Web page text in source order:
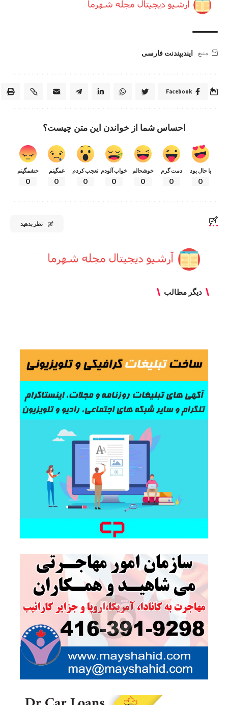
منبع ایندیپندنت فارسی
Facebook
احساس شما از خواندن این متن چیست؟
با حال بود
0
دمت گرم
0
خوشحالم
0
خواب آلودم
0
تعجب کردم
0
غمگینم
0
خشمگینم
0
نظر بدهید
دیگر مطالب